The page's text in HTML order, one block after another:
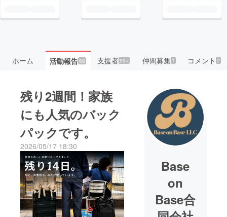
ホーム 活動報告68 支援者99+ 仲間募集 1 コメント2
残り2週間！家族
にも人気のバック
パックです。
2026/05/17 18:30
Base
on
Base合